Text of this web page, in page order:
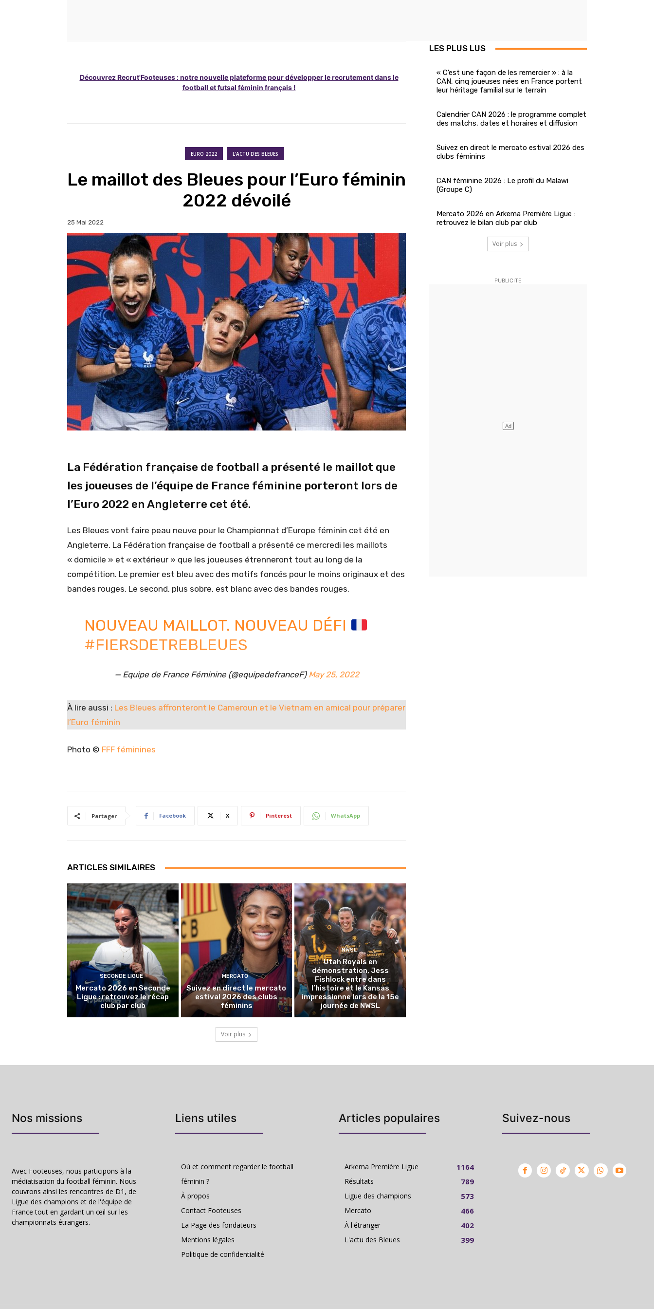
Découvrez Recrut'Footeuses : notre nouvelle plateforme pour développer le recrutement dans le
football et futsal féminin français !
EURO 2022 L'ACTU DES BLEUES
Le maillot des Bleues pour l’Euro féminin
2022 dévoilé
25 Mai 2022
La Fédération française de football a présenté le maillot que
les joueuses de l’équipe de France féminine porteront lors de
l’Euro 2022 en Angleterre cet été.
Les Bleues vont faire peau neuve pour le Championnat d’Europe féminin cet été en
Angleterre. La Fédération française de football a présenté ce mercredi les maillots
« domicile » et « extérieur » que les joueuses étrenneront tout au long de la
compétition. Le premier est bleu avec des motifs foncés pour le moins originaux et des
bandes rouges. Le second, plus sobre, est blanc avec des bandes rouges.
NOUVEAU MAILLOT. NOUVEAU DÉFI
#FIERSDETREBLEUES
— Equipe de France Féminine (@equipedefranceF) May 25, 2022
À lire aussi : Les Bleues affronteront le Cameroun et le Vietnam en amical pour préparer
l’Euro féminin
Photo © FFF féminines
Partager Facebook X Pinterest WhatsApp
ARTICLES SIMILAIRES
SECONDE LIGUE
Mercato 2026 en Seconde
Ligue : retrouvez le récap
club par club
MERCATO
Suivez en direct le mercato
estival 2026 des clubs
féminins
NWSL
Utah Royals en
démonstration, Jess
Fishlock entre dans
l’histoire et le Kansas
impressionne lors de la 15e
journée de NWSL
Voir plus
LES PLUS LUS
« C’est une façon de les remercier » : à la
CAN, cinq joueuses nées en France portent
leur héritage familial sur le terrain
Calendrier CAN 2026 : le programme complet
des matchs, dates et horaires et diffusion
Suivez en direct le mercato estival 2026 des
clubs féminins
CAN féminine 2026 : Le profil du Malawi
(Groupe C)
Mercato 2026 en Arkema Première Ligue :
retrouvez le bilan club par club
Voir plus
Nos missions
Avec Footeuses, nous participons à la
médiatisation du football féminin. Nous
couvrons ainsi les rencontres de D1, de
Ligue des champions et de l'équipe de
France tout en gardant un œil sur les
championnats étrangers.
Liens utiles
Où et comment regarder le football
féminin ?
À propos
Contact Footeuses
La Page des fondateurs
Mentions légales
Politique de confidentialité
Articles populaires
Arkema Première Ligue 1164
Résultats 789
Ligue des champions 573
Mercato 466
À l'étranger 402
L'actu des Bleues 399
Suivez-nous